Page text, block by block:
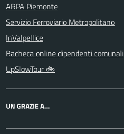
ARPA Piemonte
Servizio Ferroviario Metropolitano
InValpellice
Bacheca online dipendenti comunali
UpSlowTour 🚲
UN GRAZIE A...